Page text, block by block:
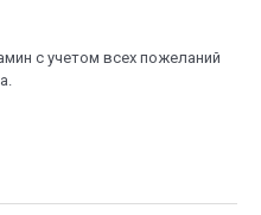
с учетом всех пожеланий